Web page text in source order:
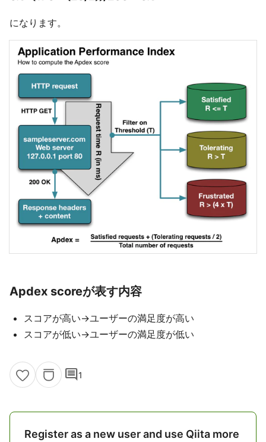
になります。
Apdex scoreが表す内容
スコアが高い→ユーザーの満足度が高い
スコアが低い→ユーザーの満足度が低い
comment1
Register as a new user and use Qiita more